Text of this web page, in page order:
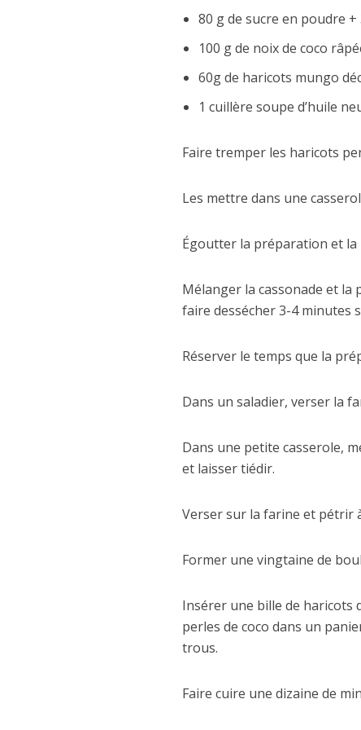
80 g de sucre en poudre +
100 g de noix de coco
60g de haricots mungo
1 cuillère soupe d’huile
Faire tremper les haricots
Les mettre dans une
Égoutter la préparation et la
Mélanger la cassonade et la
faire dessécher 3-4 minutes
Réserver le temps que la
Dans un saladier, verser la
Dans une petite casserole,
et laisser tiédir.
Verser sur la farine et pétrir
Former une vingtaine de
Insérer une bille de haricots
perles de coco dans un
trous.
Faire cuire une dizaine de